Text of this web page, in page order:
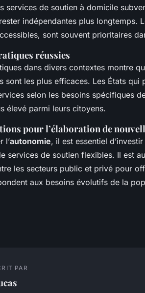
services de soutien à domicile
indépendantes plus longtemps.
sont souvent prioritaires
réussies
dans divers contextes montre
sont les plus efficaces. Les États qui
selon les besoins spécifiques
élevé parmi leurs citoyens.
pour l’élaboration de
l’autonomie, il est essentiel
services de soutien flexibles. Il est
les secteurs public et privé pour
aux besoins évolutifs de la
PAR